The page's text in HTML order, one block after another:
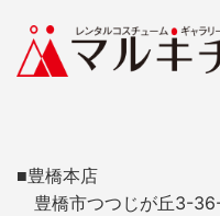
■豊橋本店
豊橋市つつじが丘3-